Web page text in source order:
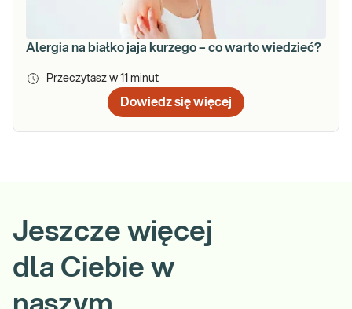
Alergia na białko jaja kurzego – co warto wiedzieć?
Przeczytasz w 11 minut
Dowiedz się więcej
Jeszcze więcej
dla Ciebie w